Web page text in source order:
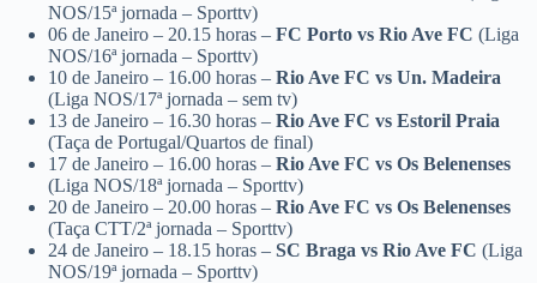
NOS/15ª jornada – Sporttv)
06 de Janeiro – 20.15 horas – FC Porto vs Rio Ave FC (Liga
NOS/16ª jornada – Sporttv)
10 de Janeiro – 16.00 horas – Rio Ave FC vs Un. Madeira
(Liga NOS/17ª jornada – sem tv)
13 de Janeiro – 16.30 horas – Rio Ave FC vs Estoril Praia
(Taça de Portugal/Quartos de final)
17 de Janeiro – 16.00 horas – Rio Ave FC vs Os Belenenses
(Liga NOS/18ª jornada – Sporttv)
20 de Janeiro – 20.00 horas – Rio Ave FC vs Os Belenenses
(Taça CTT/2ª jornada – Sporttv)
24 de Janeiro – 18.15 horas – SC Braga vs Rio Ave FC (Liga
NOS/19ª jornada – Sporttv)